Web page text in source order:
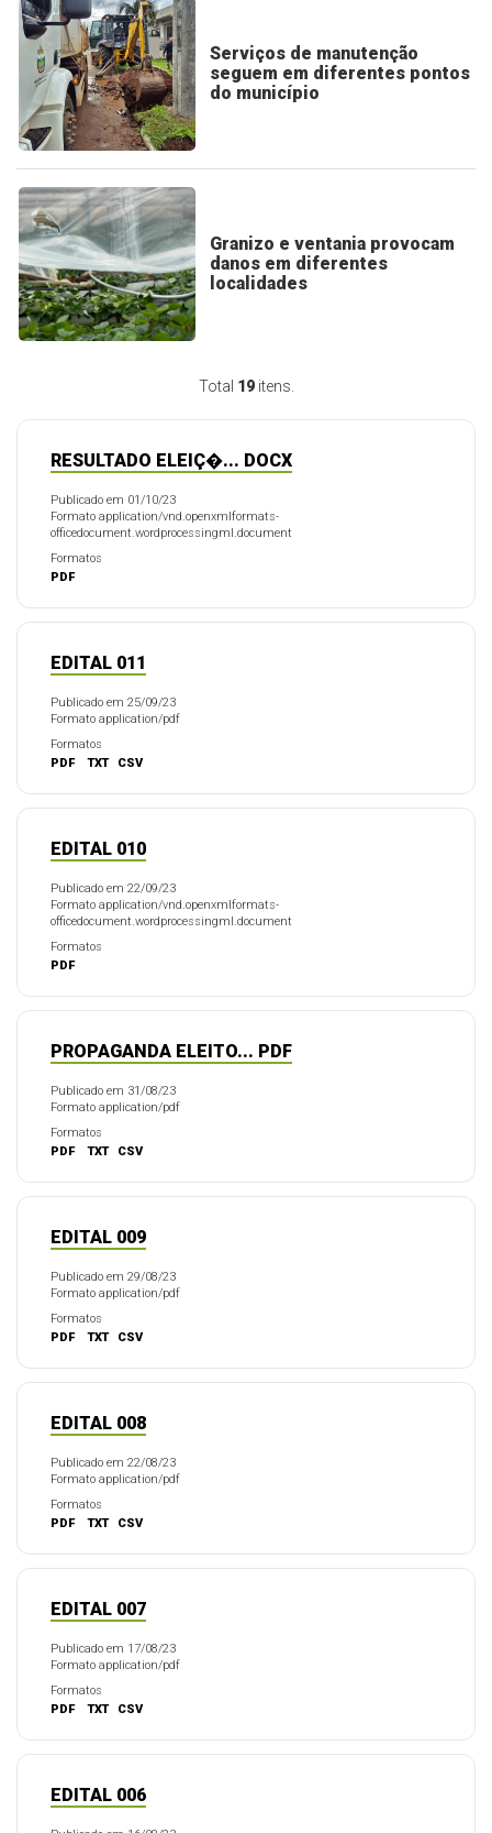
Serviços de manutenção
seguem em diferentes pontos
do município
Granizo e ventania provocam
danos em diferentes
localidades
Total 19itens.
RESULTADO ELEIÇ�... DOCX
Publicado em 01/10/23
Formato application/vnd.openxmlformats-
officedocument.wordprocessingml.document
Formatos
PDF
EDITAL 011
Publicado em 25/09/23
Formato application/pdf
Formatos
PDF
TXT CSV
EDITAL 010
Publicado em 22/09/23
Formato application/vnd.openxmlformats-
officedocument.wordprocessingml.document
Formatos
PDF
PROPAGANDA ELEITO... PDF
Publicado em 31/08/23
Formato application/pdf
Formatos
PDF
TXT CSV
EDITAL 009
Publicado em 29/08/23
Formato application/pdf
Formatos
PDF
TXT CSV
EDITAL 008
Publicado em 22/08/23
Formato application/pdf
Formatos
PDF
TXT CSV
EDITAL 007
Publicado em 17/08/23
Formato application/pdf
Formatos
PDF
TXT CSV
EDITAL 006